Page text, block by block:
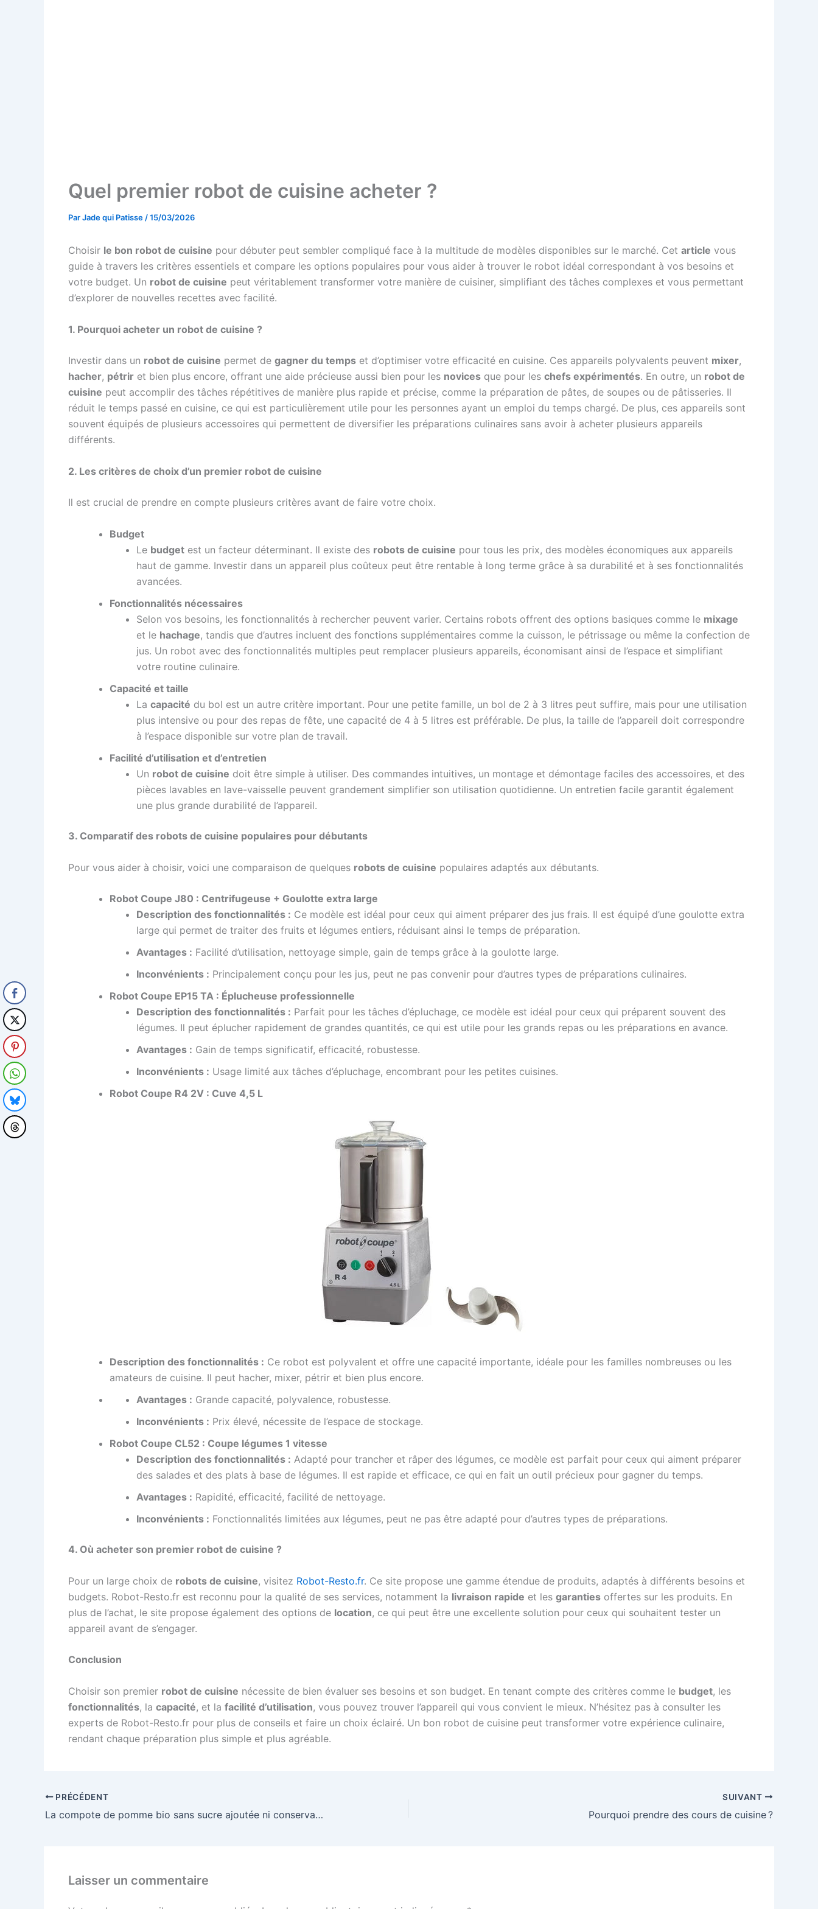
Quel premier robot de cuisine acheter ?
ParJade qui Patisse /15/03/2026
Choisir le bon robot de cuisine pour débuter peut sembler compliqué face à la multitude de modèles disponibles sur le marché. Cet article vous
guide à travers les critères essentiels et compare les options populaires pour vous aider à trouver le robot idéal correspondant à vos besoins et
votre budget. Un robot de cuisine peut véritablement transformer votre manière de cuisiner, simplifiant des tâches complexes et vous permettant
d’explorer de nouvelles recettes avec facilité.
1. Pourquoi acheter un robot de cuisine ?
Investir dans un robot de cuisine permet de gagner du temps et d’optimiser votre efficacité en cuisine. Ces appareils polyvalents peuvent mixer,
hacher, pétrir et bien plus encore, offrant une aide précieuse aussi bien pour les novices que pour les chefs expérimentés. En outre, un robot de
cuisine peut accomplir des tâches répétitives de manière plus rapide et précise, comme la préparation de pâtes, de soupes ou de pâtisseries. Il
réduit le temps passé en cuisine, ce qui est particulièrement utile pour les personnes ayant un emploi du temps chargé. De plus, ces appareils sont
souvent équipés de plusieurs accessoires qui permettent de diversifier les préparations culinaires sans avoir à acheter plusieurs appareils
différents.
2. Les critères de choix d’un premier robot de cuisine
Il est crucial de prendre en compte plusieurs critères avant de faire votre choix.
Budget
Le budget est un facteur déterminant. Il existe des robots de cuisine pour tous les prix, des modèles économiques aux appareils
haut de gamme. Investir dans un appareil plus coûteux peut être rentable à long terme grâce à sa durabilité et à ses fonctionnalités
avancées.
Fonctionnalités nécessaires
Selon vos besoins, les fonctionnalités à rechercher peuvent varier. Certains robots offrent des options basiques comme le mixage
et le hachage, tandis que d’autres incluent des fonctions supplémentaires comme la cuisson, le pétrissage ou même la confection de
jus. Un robot avec des fonctionnalités multiples peut remplacer plusieurs appareils, économisant ainsi de l’espace et simplifiant
votre routine culinaire.
Capacité et taille
La capacité du bol est un autre critère important. Pour une petite famille, un bol de 2 à 3 litres peut suffire, mais pour une utilisation
plus intensive ou pour des repas de fête, une capacité de 4 à 5 litres est préférable. De plus, la taille de l’appareil doit correspondre
à l’espace disponible sur votre plan de travail.
Facilité d’utilisation et d’entretien
Un robot de cuisine doit être simple à utiliser. Des commandes intuitives, un montage et démontage faciles des accessoires, et des
pièces lavables en lave-vaisselle peuvent grandement simplifier son utilisation quotidienne. Un entretien facile garantit également
une plus grande durabilité de l’appareil.
3. Comparatif des robots de cuisine populaires pour débutants
Pour vous aider à choisir, voici une comparaison de quelques robots de cuisine populaires adaptés aux débutants.
Robot Coupe J80 : Centrifugeuse + Goulotte extra large
Description des fonctionnalités : Ce modèle est idéal pour ceux qui aiment préparer des jus frais. Il est équipé d’une goulotte extra
large qui permet de traiter des fruits et légumes entiers, réduisant ainsi le temps de préparation.
Avantages : Facilité d’utilisation, nettoyage simple, gain de temps grâce à la goulotte large.
Inconvénients : Principalement conçu pour les jus, peut ne pas convenir pour d’autres types de préparations culinaires.
Robot Coupe EP15 TA : Éplucheuse professionnelle
Description des fonctionnalités : Parfait pour les tâches d’épluchage, ce modèle est idéal pour ceux qui préparent souvent des
légumes. Il peut éplucher rapidement de grandes quantités, ce qui est utile pour les grands repas ou les préparations en avance.
Avantages : Gain de temps significatif, efficacité, robustesse.
Inconvénients : Usage limité aux tâches d’épluchage, encombrant pour les petites cuisines.
Robot Coupe R4 2V : Cuve 4,5 L
Description des fonctionnalités : Ce robot est polyvalent et offre une capacité importante, idéale pour les familles nombreuses ou les
amateurs de cuisine. Il peut hacher, mixer, pétrir et bien plus encore.
Avantages : Grande capacité, polyvalence, robustesse.
Inconvénients : Prix élevé, nécessite de l’espace de stockage.
Robot Coupe CL52 : Coupe légumes 1 vitesse
Description des fonctionnalités : Adapté pour trancher et râper des légumes, ce modèle est parfait pour ceux qui aiment préparer
des salades et des plats à base de légumes. Il est rapide et efficace, ce qui en fait un outil précieux pour gagner du temps.
Avantages : Rapidité, efficacité, facilité de nettoyage.
Inconvénients : Fonctionnalités limitées aux légumes, peut ne pas être adapté pour d’autres types de préparations.
4. Où acheter son premier robot de cuisine ?
Pour un large choix de robots de cuisine, visitez Robot-Resto.fr. Ce site propose une gamme étendue de produits, adaptés à différents besoins et
budgets. Robot-Resto.fr est reconnu pour la qualité de ses services, notamment la livraison rapide et les garanties offertes sur les produits. En
plus de l’achat, le site propose également des options de location, ce qui peut être une excellente solution pour ceux qui souhaitent tester un
appareil avant de s’engager.
Conclusion
Choisir son premier robot de cuisine nécessite de bien évaluer ses besoins et son budget. En tenant compte des critères comme le budget, les
fonctionnalités, la capacité, et la facilité d’utilisation, vous pouvez trouver l’appareil qui vous convient le mieux. N’hésitez pas à consulter les
experts de Robot-Resto.fr pour plus de conseils et faire un choix éclairé. Un bon robot de cuisine peut transformer votre expérience culinaire,
rendant chaque préparation plus simple et plus agréable.
PRÉCÉDENT
La compote de pomme bio sans sucre ajoutée ni conservateur
SUIVANT
Pourquoi prendre des cours de cuisine ?
Laisser un commentaire